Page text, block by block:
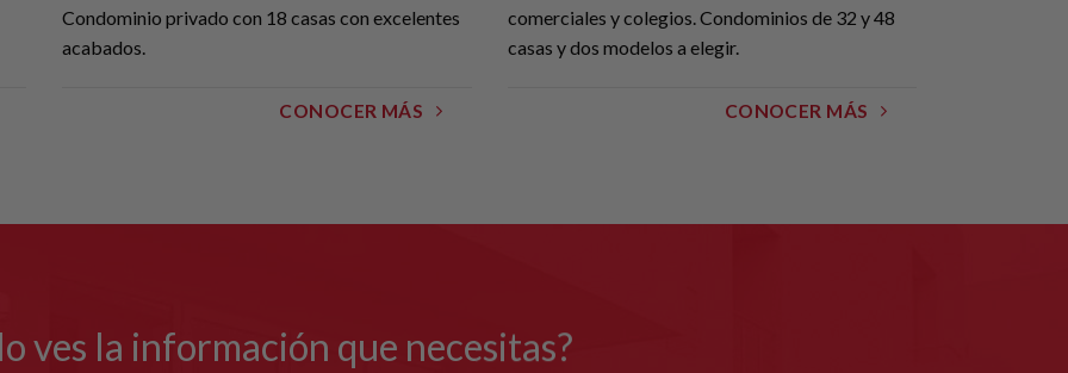
Condominio privado con 18 casas con excelentes
acabados.
CONOCER MÁS
comerciales y colegios. Condominios de 32 y 48
casas y dos modelos a elegir.
CONOCER MÁS
ves la información que necesitas?